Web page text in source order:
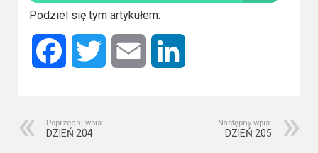
Podziel się tym artykułem:
Facebook Twitter Email
Poprzedni wpis:
DZIEŃ 204
Następny wpis:
DZIEŃ 205